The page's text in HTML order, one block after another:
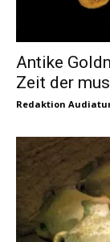
Antike
Zeit der
Redaktion